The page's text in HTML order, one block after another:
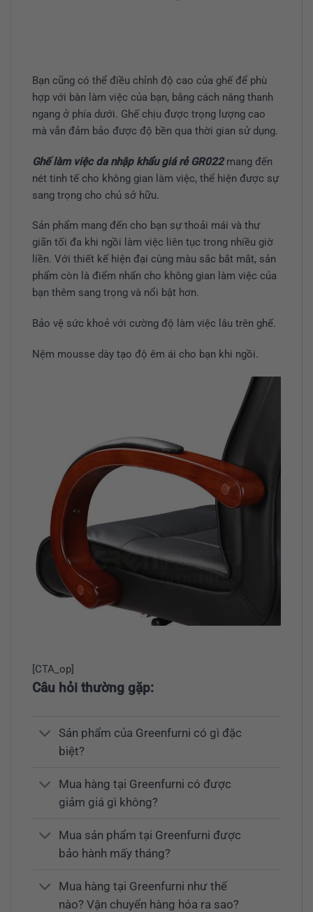
Bạn cũng có thể điều chỉnh độ cao của ghế để phù
hợp với bàn làm việc của bạn, bằng cách nâng thanh
ngang ở phía dưới. Ghế chịu được trọng lượng cao
mà vẫn đảm bảo được độ bền qua thời gian sử dụng.
Ghế làm việc da nhập khẩu giá rẻ GR022mang đến
nét tinh tế cho không gian làm việc, thể hiện được sự
sang trọng cho chủ sở hữu.
Sản phẩm mang đến cho bạn sự thoải mái và thư
giãn tối đa khi ngồi làm việc liên tục trong nhiều giờ
liền. Với thiết kế hiện đại cùng màu sắc bắt mắt, sản
phẩm còn là điểm nhấn cho không gian làm việc của
bạn thêm sang trọng và nổi bật hơn.
Bảo vệ sức khoẻ với cường độ làm việc lâu trên ghế.
Nệm mousse dày tạo độ êm ái cho bạn khi ngồi.
[CTA_op]
Câu hỏi thường gặp:
Sản phẩm của Greenfurni có gì đặc
biệt?
Mua hàng tại Greenfurni có được
giảm giá gì không?
Mua sản phẩm tại Greenfurni được
bảo hành mấy tháng?
Mua hàng tại Greenfurni như thế
nào? Vận chuyển hàng hóa ra sao?